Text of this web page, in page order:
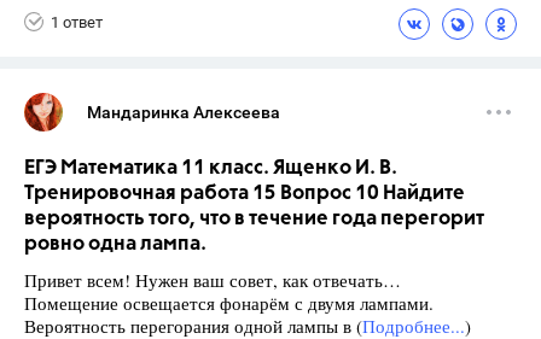
1 ответ
Мандаринка Алексеева
ЕГЭ Математика 11 класс. Ященко И. В.
Тренировочная работа 15 Вопрос 10 Найдите
вероятность того, что в течение года перегорит
ровно одна лампа.
Привет всем! Нужен ваш совет, как отвечать…
Помещение освещается фонарём с двумя лампами.
Вероятность перегорания одной лампы в (Подробнее...)